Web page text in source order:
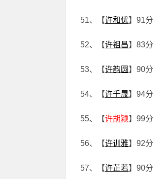
51、【许和优】91分
52、【许祖昌】83分
53、【许韵圆 】90分
54、【许千晟】94分
55、【许胡颖】99分
56、【许训雅】92分
57、【许芷若】90分